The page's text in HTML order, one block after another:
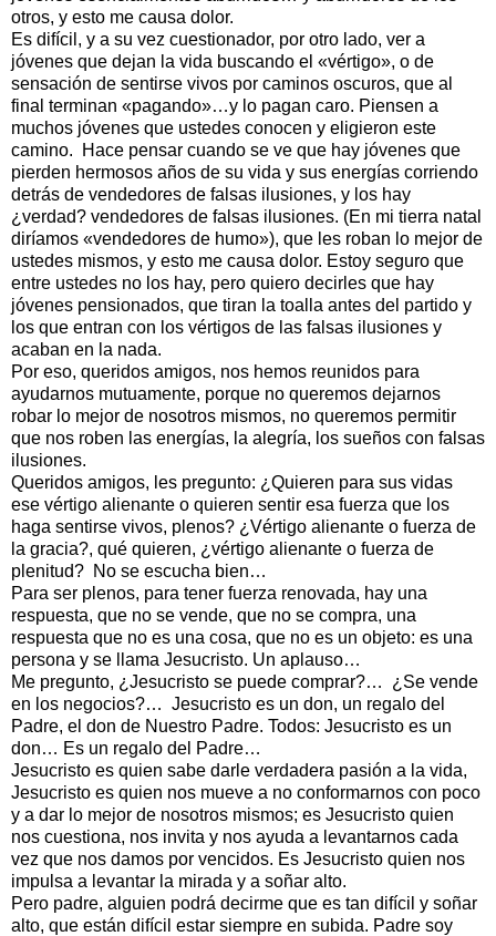
otros, y esto me causa dolor.
Es difícil, y a su vez cuestionador, por otro lado, ver a
jóvenes que dejan la vida buscando el «vértigo», o de
sensación de sentirse vivos por caminos oscuros, que al
final terminan «pagando»…y lo pagan caro. Piensen a
muchos jóvenes que ustedes conocen y eligieron este
camino. Hace pensar cuando se ve que hay jóvenes que
pierden hermosos años de su vida y sus energías corriendo
detrás de vendedores de falsas ilusiones, y los hay
¿verdad? vendedores de falsas ilusiones. (En mi tierra natal
diríamos «vendedores de humo»), que les roban lo mejor de
ustedes mismos, y esto me causa dolor. Estoy seguro que
entre ustedes no los hay, pero quiero decirles que hay
jóvenes pensionados, que tiran la toalla antes del partido y
los que entran con los vértigos de las falsas ilusiones y
acaban en la nada.
Por eso, queridos amigos, nos hemos reunidos para
ayudarnos mutuamente, porque no queremos dejarnos
robar lo mejor de nosotros mismos, no queremos permitir
que nos roben las energías, la alegría, los sueños con falsas
ilusiones.
Queridos amigos, les pregunto: ¿Quieren para sus vidas
ese vértigo alienante o quieren sentir esa fuerza que los
haga sentirse vivos, plenos? ¿Vértigo alienante o fuerza de
la gracia?, qué quieren, ¿vértigo alienante o fuerza de
plenitud? No se escucha bien…
Para ser plenos, para tener fuerza renovada, hay una
respuesta, que no se vende, que no se compra, una
respuesta que no es una cosa, que no es un objeto: es una
persona y se llama Jesucristo. Un aplauso…
Me pregunto, ¿Jesucristo se puede comprar?… ¿Se vende
en los negocios?… Jesucristo es un don, un regalo del
Padre, el don de Nuestro Padre. Todos: Jesucristo es un
don… Es un regalo del Padre…
Jesucristo es quien sabe darle verdadera pasión a la vida,
Jesucristo es quien nos mueve a no conformarnos con poco
y a dar lo mejor de nosotros mismos; es Jesucristo quien
nos cuestiona, nos invita y nos ayuda a levantarnos cada
vez que nos damos por vencidos. Es Jesucristo quien nos
impulsa a levantar la mirada y a soñar alto.
Pero padre, alguien podrá decirme que es tan difícil y soñar
alto, que están difícil estar siempre en subida. Padre soy